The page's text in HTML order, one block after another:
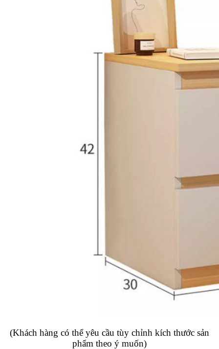
(Khách hàng có thể yêu cầu tùy chỉnh kích thước sản
phẩm theo ý muốn)